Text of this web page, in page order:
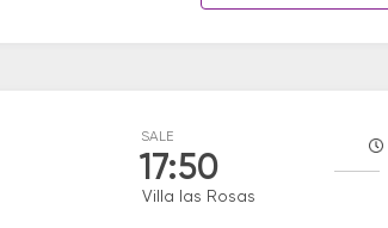
SALE
17:50
Villa las Rosas